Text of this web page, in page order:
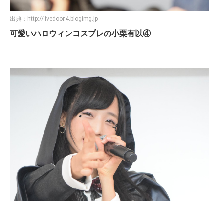
出典： http://livedoor.4.blogimg.jp
可愛いハロウィンコスプレの小栗有以④